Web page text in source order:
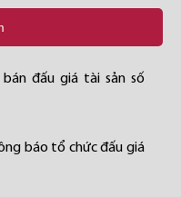
đấu giá tài sản số
báo tổ chức đấu giá